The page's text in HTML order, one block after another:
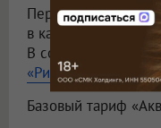
Перерыв между
в кафе и заказать
В солнечную
«РиоПляж»
Базовый тариф